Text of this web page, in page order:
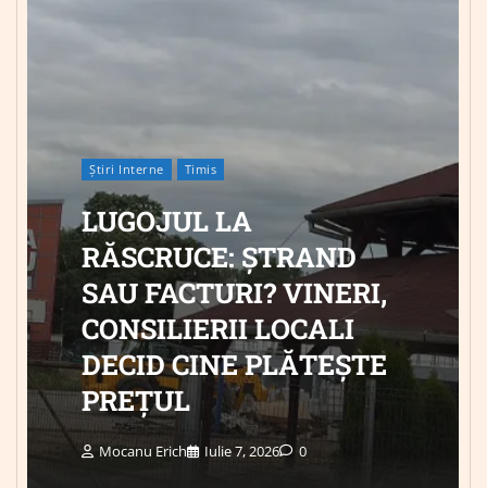
Știri Interne Timis
LUGOJUL LA
RĂSCRUCE: ȘTRAND
SAU FACTURI? VINERI,
CONSILIERII LOCALI
DECID CINE PLĂTEȘTE
PREȚUL
Mocanu Erich Iulie 7, 2026 0